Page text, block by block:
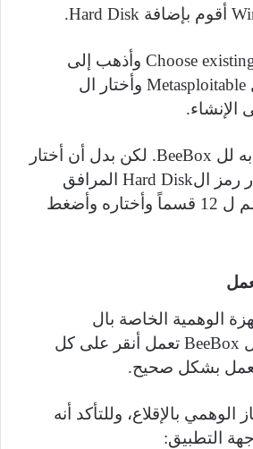
أقوم بإضافة Hard Disk
.
Choose وأذهب إلى
Metasploitable وأختار ال
الإنشاء.
لل BeeBox. لكن بدل أن أختار
رمز الHard Disk المرافق
للملفات لأنه مقسم ل 12 قسماً وأختاره وأضغط
الوهمية الخاصة بال
BeeBox تعمل أنقر على كل
تعمل بشكل صحيح.
بالإقلاع، وللتأكد أنه
التطبيق: